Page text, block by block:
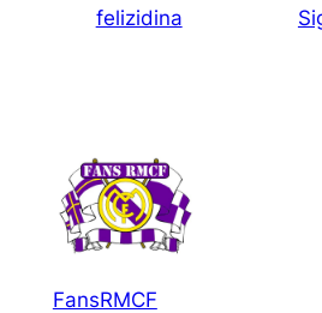
felizidina
FansRMCF